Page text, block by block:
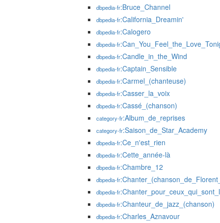
dbpedia-fr:Bruce_Channel
dbpedia-fr:California_Dreamin'
dbpedia-fr:Calogero
dbpedia-fr
dbpedia-fr:Candle_in_the_Wind
dbpedia-fr:Captain_Sensible
dbpedia-fr:Carmel_(chanteuse)
dbpedia-fr:Casser_la_voix
dbpedia-fr:Cassé_(chanson)
category-fr:Album_de_reprises
category-fr:Saison_de_Star_Academy
dbpedia-fr:Ce_n'est_rien
dbpedia-fr:Cette_année-là
dbpedia-fr:Chambre_12
dbpedia-fr
dbpedia-fr
dbpedia-fr:Chanteur_de_jazz_(chanson)
dbpedia-fr:Charles_Aznavour